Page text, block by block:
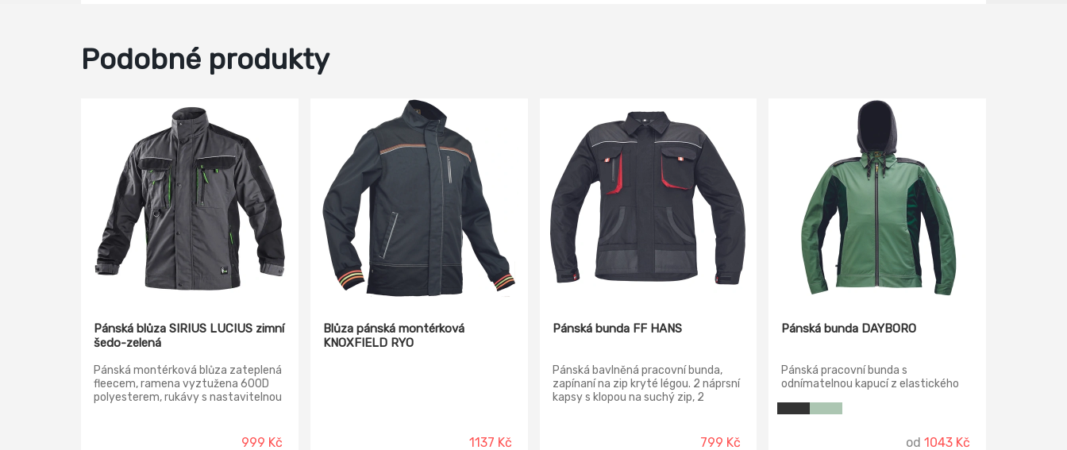
Podobné produkty
Pánská blůza SIRIUS LUCIUS zimní
šedo-zelená
Pánská montérková blůza zateplená
fleecem, ramena vyztužena 600D
polyesterem, rukávy s nastavitelnou
boční kapsy na zip, regulovatelný999 Kč
Blůza pánská montérková
KNOXFIELD RYO
1137 Kč
Pánská bunda FF HANS
Pánská bavlněná pracovní bunda,
zapínaní na zip kryté légou. 2 náprsní
kapsy s klopou na suchý zip, 2
799 Kč
Pánská bunda DAYBORO
Pánská pracovní bunda s
odnímatelnou kapucí z elastického
od 1043 Kč